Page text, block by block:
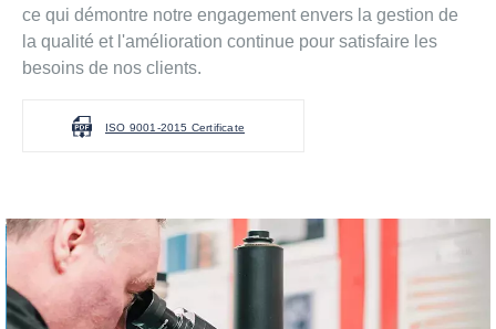
ce qui démontre notre engagement envers la gestion de
la qualité et l'amélioration continue pour satisfaire les
besoins de nos clients.
ISO 9001-2015 Certificate